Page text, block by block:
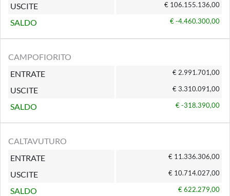
USCITE € 106.155.136,00
SALDO € -4.460.300,00
CAMPOFIORITO
ENTRATE
€ 2.991.701,00
USCITE € 3.310.091,00
SALDO € -318.390,00
CALTAVUTURO
ENTRATE
€ 11.336.306,00
USCITE € 10.714.027,00
SALDO € 622.279,00